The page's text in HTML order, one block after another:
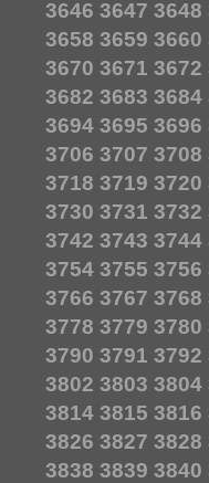
3646 3647 3648
3658 3659 3660
3670 3671 3672
3682 3683 3684
3694 3695 3696
3706 3707 3708
3718 3719 3720
3730 3731 3732
3742 3743 3744
3754 3755 3756
3766 3767 3768
3778 3779 3780
3790 3791 3792
3802 3803 3804
3814 3815 3816
3826 3827 3828
3838 3839 3840